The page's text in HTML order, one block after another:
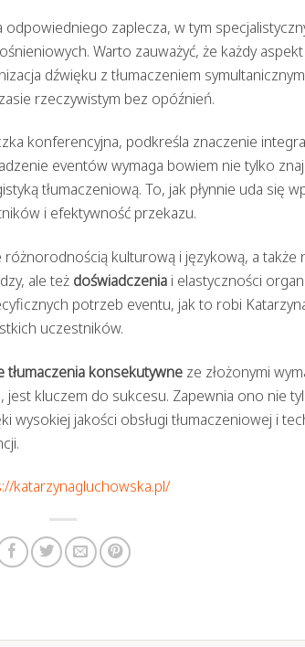
odpowiedniego zaplecza, w tym
Warto zauważyć, że każdy
dźwięku z tłumaczeniem
rzeczywistym bez opóźnień.
konferencyjna, podkreśla znaczenie
eventów wymaga bowiem nie tylko
tłumaczeniową. To, jak płynnie uda się
i efektywność przekazu.
kulturową i językową, a także
ale też doświadczenia i elastyczności
potrzeb eventu, jak to robi
uczestników.
tłumaczenia konsekutywne ze złożonymi
kluczem do sukcesu. Zapewnia ono nie
wysokiej jakości obsługi tłumaczeniowej i
katarzynagluchowska.pl/